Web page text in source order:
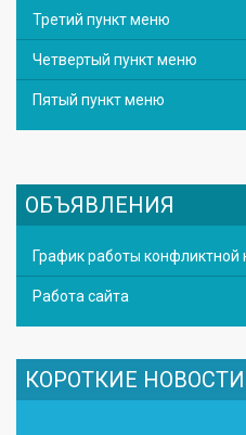
Третий пункт меню
Четвертый пункт меню
Пятый пункт меню
ОБЪЯВЛЕНИЯ
График работы конфликтной
Работа сайта
КОРОТКИЕ НОВОСТИ